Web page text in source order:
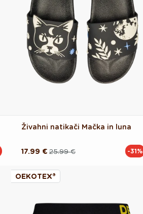
Živahni natikači Mačka in luna
Redna 25.99 €
Akcijska
17.99 € -31%
OEKOTEX®